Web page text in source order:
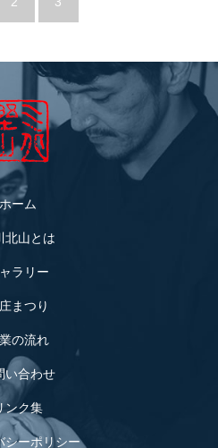
ホーム
北山とは
ラリー
まつり
の流れ
い合わせ
ンク集
シーポリシー